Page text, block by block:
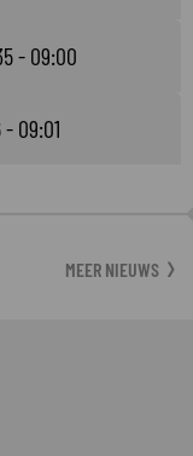
- 09:00
- 09:01
MEER NIEUWS